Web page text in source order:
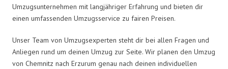
Umzugsunternehmen mit langjähriger Erfahrung und bieten dir
einen umfassenden Umzugsservice zu fairen Preisen.
Unser Team von Umzugsexperten steht dir bei allen Fragen und
Anliegen rund um deinen Umzug zur Seite. Wir planen den Umzug
von Chemnitz nach Erzurum genau nach deinen individuellen